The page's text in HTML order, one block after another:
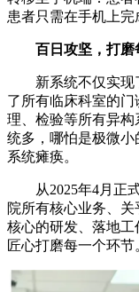
患者只需在手机上完
百日攻坚，打磨
新系统不仅实
了所有临床科室的
理、检验等所有异
统多，哪怕是极微小
系统瘫痪。
从2025年4月正
院所有核心业务、
核心的研发、落地
匠心打磨每一个环节